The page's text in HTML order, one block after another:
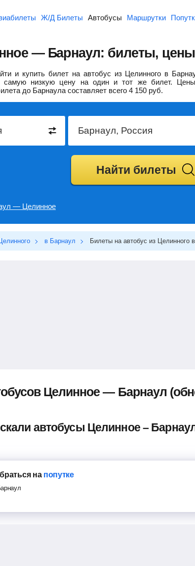
Ж/Д Билеты Автобусы Маршрутки
— Барнаул: билеты,
и купить билет на автобус из Целинного в
самую низкую цену на один и тот же билет.
до Барнаула составляет всего 4 150 руб.
Найти билеты
— Целинное
в Барнаул Билеты на автобус из Целинного
Целинное — Барнаул
автобусы Целинное –
на попутке